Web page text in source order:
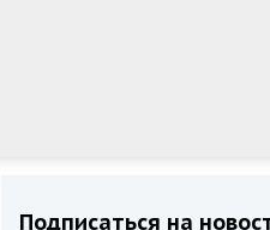
Подписаться на